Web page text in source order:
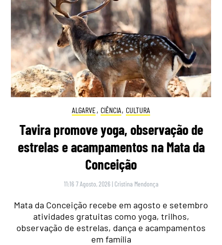
ALGARVE, CIÊNCIA, CULTURA
Tavira promove yoga, observação de
estrelas e acampamentos na Mata da
Conceição
11:16 7 Agosto, 2026 | Cristina Mendonça
Mata da Conceição recebe em agosto e setembro
atividades gratuitas como yoga, trilhos,
observação de estrelas, dança e acampamentos
em família